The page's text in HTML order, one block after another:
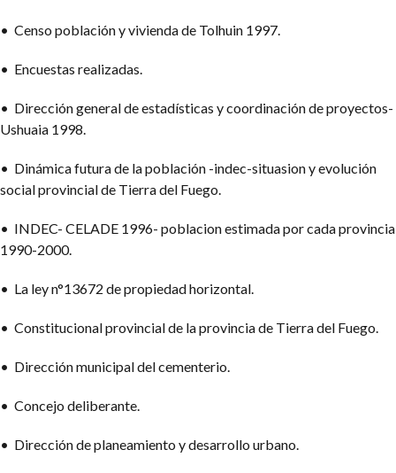
• Censo población y vivienda de Tolhuin 1997.
• Encuestas realizadas.
• Dirección general de estadísticas y coordinación de proyectos-
Ushuaia 1998.
• Dinámica futura de la población -indec-situasion y evolución
social provincial de Tierra del Fuego.
• INDEC- CELADE 1996- poblacion estimada por cada provincia
1990-2000.
• La ley n°13672 de propiedad horizontal.
• Constitucional provincial de la provincia de Tierra del Fuego.
• Dirección municipal del cementerio.
• Concejo deliberante.
• Dirección de planeamiento y desarrollo urbano.